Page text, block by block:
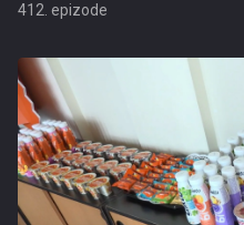
412. epizode